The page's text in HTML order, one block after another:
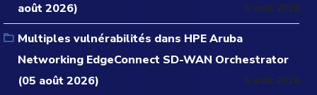
août 2026)
5 août 2026
Multiples vulnérabilités dans HPE Aruba
Networking EdgeConnect SD-WAN Orchestrator
(05 août 2026)
5 août 2026